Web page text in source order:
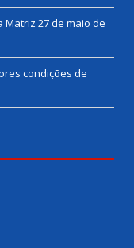
Matriz 27 de maio de
condições de